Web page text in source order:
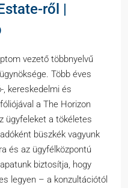
ről |
vezető többnyelvű
Több éves
kereskedelmi és
a The Horizon
ügyfeleket a tökéletes
büszkék vagyunk
és az ügyfélközpontú
biztosítja, hogy
legyen – a konzultációtól